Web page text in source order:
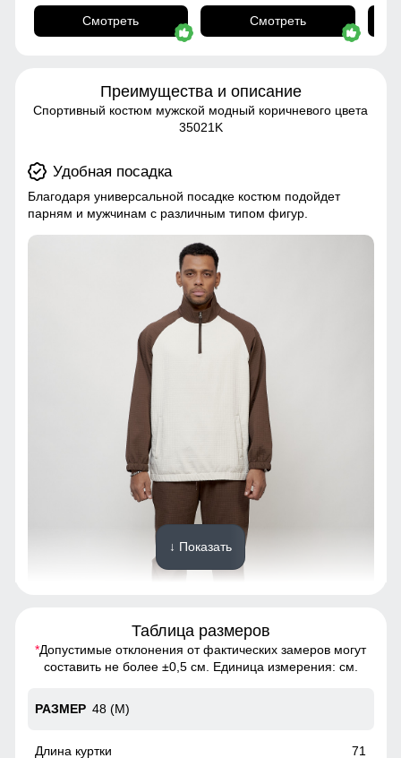
Смотреть Смотреть
Преимущества и описание
Спортивный костюм мужской модный коричневого цвета
35021K
Удобная посадка
Благодаря универсальной посадке костюм подойдет
парням и мужчинам с различным типом фигур.
Благодаря универсальной посадке костюм подойдет
парням и мужчинам с различным типом фигур.
Прорезной карман
Прорезные карманы служат местом хранения различных
↓ Показать
Таблица размеров
*Допустимые отклонения от фактических замеров могут
составить не более ±0,5 см. Единица измерения: см.
48 (M)
71